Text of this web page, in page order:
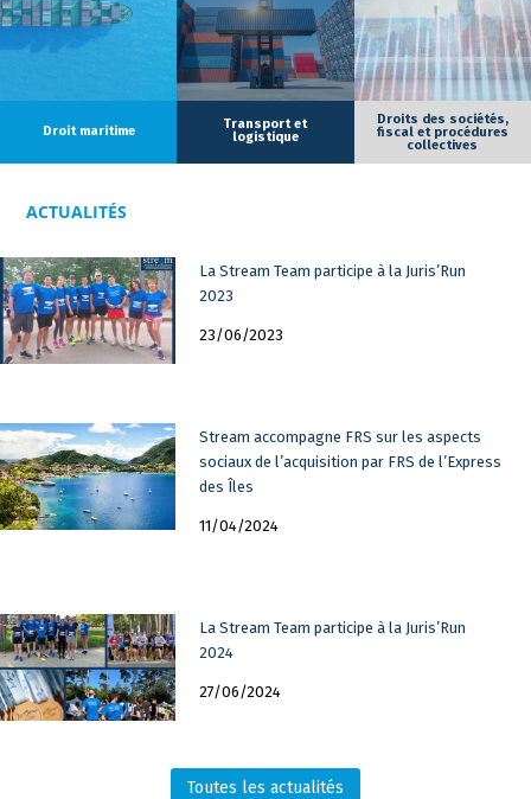
Droit maritime
Transport et
logistique
Droits des sociétés,
fiscal et procédures
collectives
ACTUALITÉS
La Stream Team participe à la Juris’Run
2023
23/06/2023
Stream accompagne FRS sur les aspects
sociaux de l’acquisition par FRS de l’Express
des Îles
11/04/2024
La Stream Team participe à la Juris’Run
2024
27/06/2024
Toutes les actualités